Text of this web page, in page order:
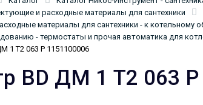
и расходные материалы для сантехники
материалы для сантехники - к котельному
- термостаты и прочая автоматика для
1 Т2 063 Р 1151100006
BD ДМ 1 Т2 063 Р